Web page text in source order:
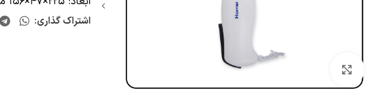
اشتراک گذاری: